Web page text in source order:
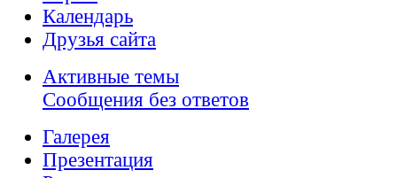
Календарь
Друзья сайта
Активные темы
Сообщения без ответов
Галерея
Презентация